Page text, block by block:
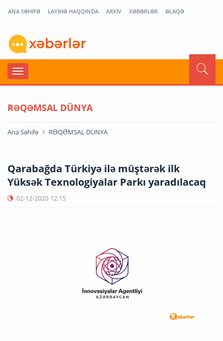
ANA SƏHİFƏ LAYİHƏ HAQQINDA ARXİV XƏBƏRLƏR ƏLAQƏ
RƏQƏMSAL DÜNYA
Ana Səhifə RƏQƏMSAL DÜNYA
Qarabağda Türkiyə ilə müştərək ilk
Yüksək Texnologiyalar Parkı yaradılacaq
02-12-2020 12:15